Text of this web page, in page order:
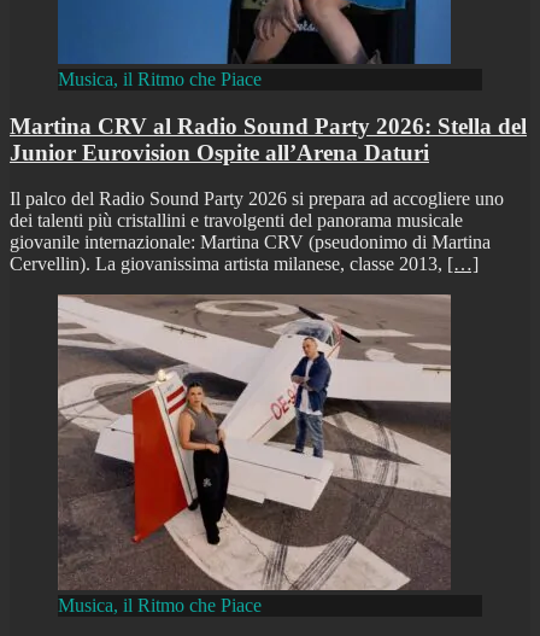
Musica, il Ritmo che Piace
Martina CRV al Radio Sound Party 2026: Stella del
Junior Eurovision Ospite all’Arena Daturi
Il palco del Radio Sound Party 2026 si prepara ad accogliere uno
dei talenti più cristallini e travolgenti del panorama musicale
giovanile internazionale: Martina CRV (pseudonimo di Martina
Cervellin). La giovanissima artista milanese, classe 2013, […]
Musica, il Ritmo che Piace